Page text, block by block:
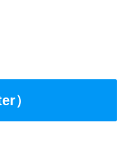
）